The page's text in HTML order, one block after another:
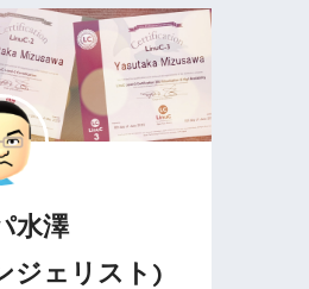
水澤
ジェリスト)